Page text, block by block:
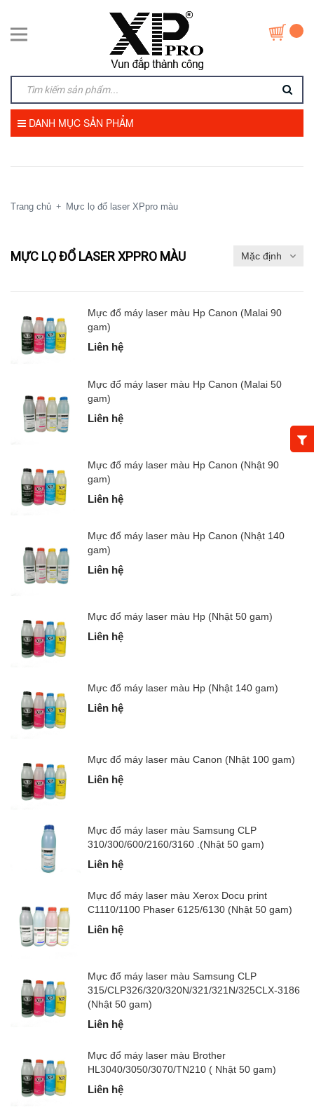
DANH MỤC SẢN PHẨM
Trang chủ + Mực lọ đổ laser XPpro màu
MỰC LỌ ĐỔ LASER XPPRO MÀU
Mực đổ máy laser màu Hp Canon (Malai 90
gam)
Liên hệ
Mực đổ máy laser màu Hp Canon (Malai 50
gam)
Liên hệ
Mực đổ máy laser màu Hp Canon (Nhật 90
gam)
Liên hệ
Mực đổ máy laser màu Hp Canon (Nhật 140
gam)
Liên hệ
Mực đổ máy laser màu Hp (Nhật 50 gam)
Liên hệ
Mực đổ máy laser màu Hp (Nhật 140 gam)
Liên hệ
Mực đổ máy laser màu Canon (Nhật 100 gam)
Liên hệ
Mực đổ máy laser màu Samsung CLP
310/300/600/2160/3160 .(Nhật 50 gam)
Liên hệ
Mực đổ máy laser màu Xerox Docu print
C1110/1100 Phaser 6125/6130 (Nhật 50 gam)
Liên hệ
Mực đổ máy laser màu Samsung CLP
315/CLP326/320/320N/321/321N/325CLX-3186
(Nhật 50 gam)
Liên hệ
Mực đổ máy laser màu Brother
HL3040/3050/3070/TN210 ( Nhật 50 gam)
Liên hệ